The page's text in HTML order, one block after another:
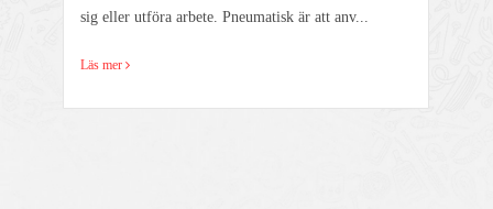
sig eller utföra arbete. Pneumatisk är att anv...
Läs mer